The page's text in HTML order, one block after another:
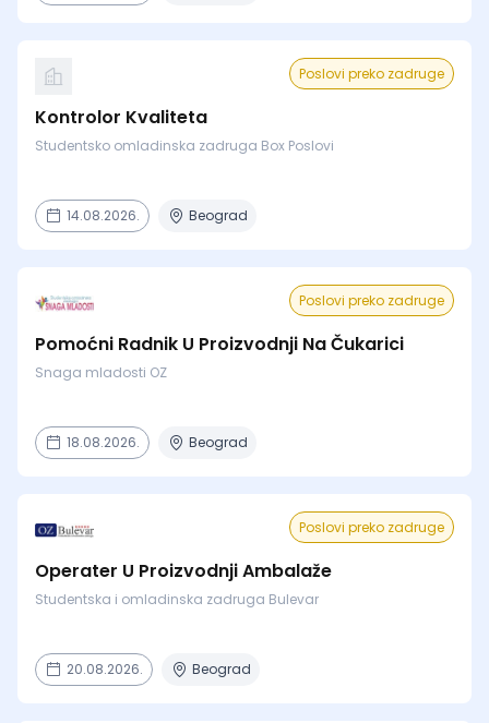
Poslovi preko zadruge
Kontrolor Kvaliteta
Studentsko omladinska zadruga Box Poslovi
14.08.2026. Beograd
Poslovi preko zadruge
Pomoćni Radnik U Proizvodnji Na Čukarici
Snaga mladosti OZ
18.08.2026. Beograd
Poslovi preko zadruge
Operater U Proizvodnji Ambalaže
Studentska i omladinska zadruga Bulevar
20.08.2026. Beograd